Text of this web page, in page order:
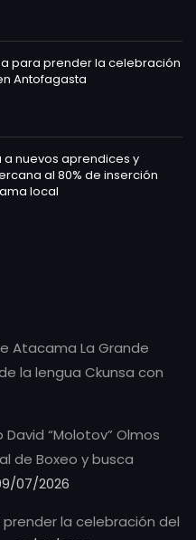
para prender la celebración
Antofagasta
nuevos aprendices y
al 80% de inserción
local
Atacama La Grande
la lengua Ckunsa con
“Molotov” Olmos
de Boxeo y busca
07/2026
la celebración del